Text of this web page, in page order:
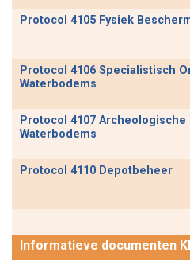
Protocol 4105 Fysiek
Protocol 4106 Specialistisch
Waterbodems
Protocol 4107
Waterbodems
Protocol 4110 Depotbeheer
Informatieve documenten